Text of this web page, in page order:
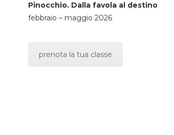
Pinocchio. Dalla favola al destino
febbraio – maggio 2026
prenota la tua classe